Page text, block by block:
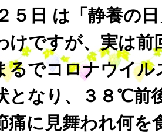
５日 は「静養の
けですが、実は前
るでコロナウイル
となり、３８℃前
痛に見舞われ何を